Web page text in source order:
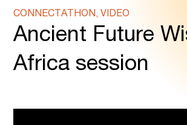
CONNECTATHON, VIDEO
Ancient Future
Africa session